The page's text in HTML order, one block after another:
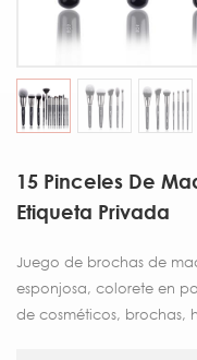
15 Pinceles De
Etiqueta Privada
Juego de brochas de
esponjosa, colorete en
de cosméticos, brochas,